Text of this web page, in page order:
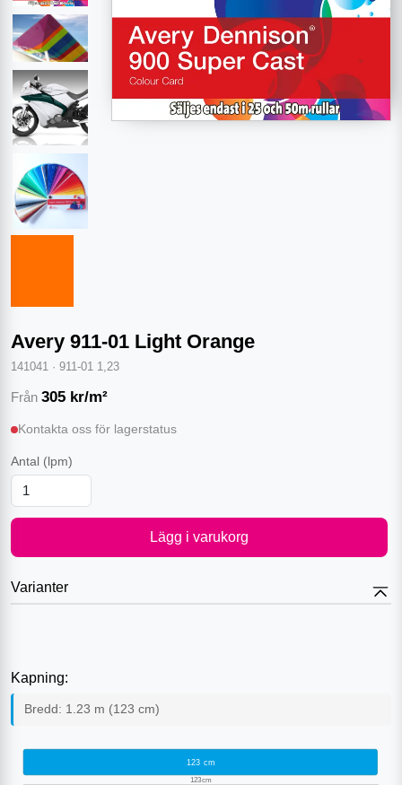
Avery 911-01 Light Orange
141041 · 911-01 1,23
Från 305 kr/m²
Kontakta oss för lagerstatus
Antal (lpm)
Lägg i varukorg
Varianter
Kapning:
Bredd: 1.23 m (123 cm)
123 cm
123cm